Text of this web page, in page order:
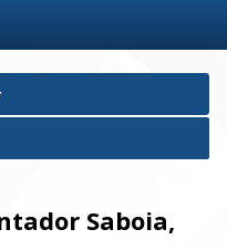
Saboia,